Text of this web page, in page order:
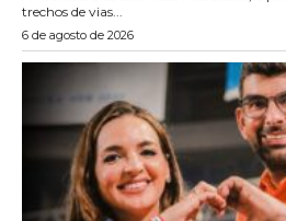
trechos de vias...
6 de agosto de 2026